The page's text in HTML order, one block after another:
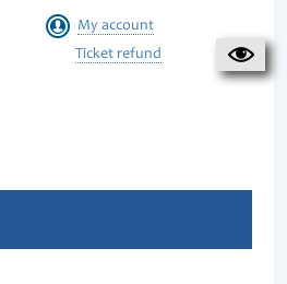
My account
Ticket refund